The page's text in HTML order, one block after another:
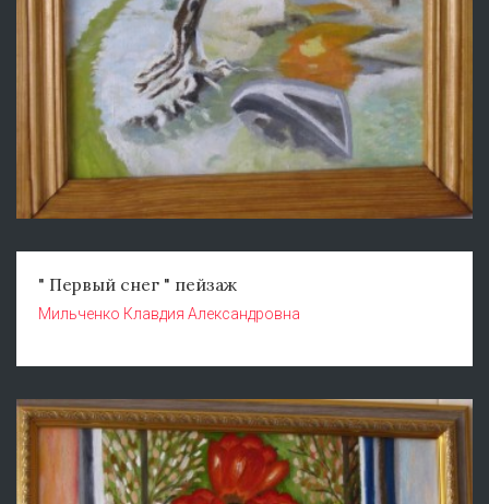
" Первый снег " пейзаж
Мильченко Клавдия Александровна